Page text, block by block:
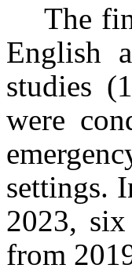
The
English
studies
were
settings.
2023,
from